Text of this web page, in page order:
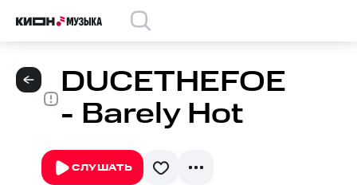
DUCETHEFOE
- Barely Hot
СЛУШАТЬ